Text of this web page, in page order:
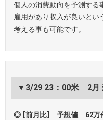
個人の消費動向を予測する
雇用があり収入が良いとい
考える事も可能です。
▼3/29 23：00米 2月
◎ [前月比] 予想値 62万